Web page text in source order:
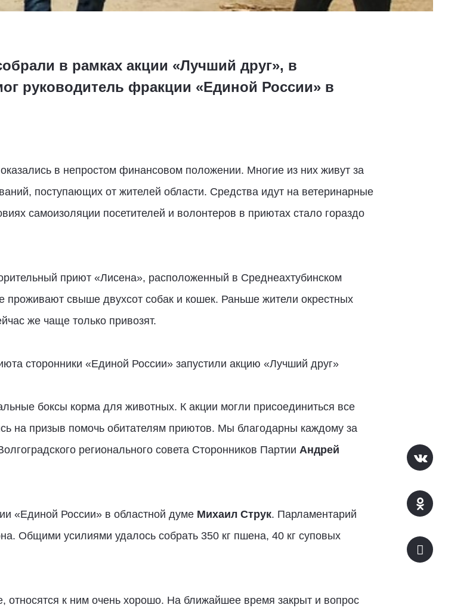
в рамках акции «Лучший друг», в
руководитель фракции «Единой России» в
в непростом финансовом положении. Многие из них живут за
поступающих от жителей области. Средства идут на ветеринарные
самоизоляции посетителей и волонтеров в приютах стало гораздо
приют «Лисена», расположенный в Среднеахтубинском
проживают свыше двухсот собак и кошек. Раньше жители окрестных
же чаще только привозят.
сторонники «Единой России» запустили акцию «Лучший друг»
боксы корма для животных. К акции могли присоединиться все
на призыв помочь обитателям приютов. Мы благодарны каждому за
регионального совета Сторонников Партии Андрей
«Единой России» в областной думе Михаил Струк. Парламентарий
Общими усилиями удалось собрать 350 кг пшена, 40 кг суповых
к ним очень хорошо. На ближайшее время закрыт и вопрос